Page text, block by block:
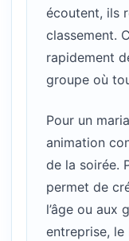
écoutent, ils
classement.
rapidement
groupe où
Pour un
animation
de la soirée.
permet de
l’âge ou aux
entreprise, le